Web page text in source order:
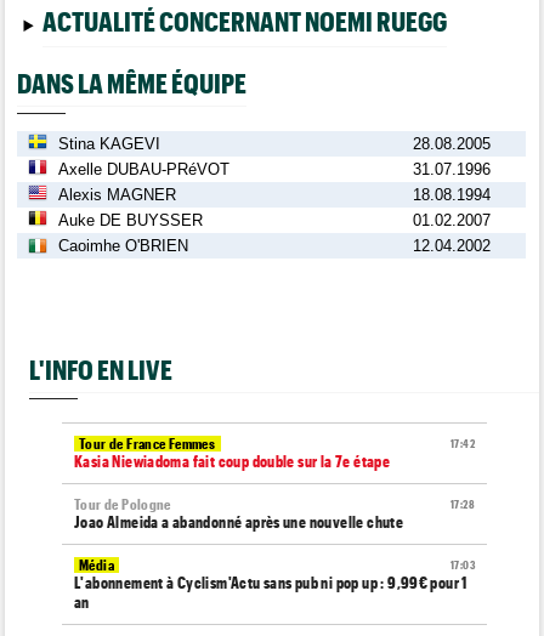
ACTUALITÉ CONCERNANT NOEMI RUEGG
DANS LA MÊME ÉQUIPE
Stina KAGEVI
28.08.2005
Axelle DUBAU-PRéVOT
31.07.1996
Alexis MAGNER
18.08.1994
Auke DE BUYSSER
01.02.2007
Caoimhe O'BRIEN
12.04.2002
L'INFO EN LIVE
17:42
Tour de France Femmes
Kasia Niewiadoma fait coup double sur la 7e étape
17:28
Tour de Pologne
Joao Almeida a abandonné après une nouvelle chute
17:03
Média
L'abonnement à Cyclism'Actu sans pub ni pop up : 9,99€ pour 1
an